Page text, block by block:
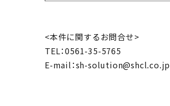
<本件に関するお問合せ>
TEL：0561-35-5765
E-mail：sh-solution@shcl.co.jp